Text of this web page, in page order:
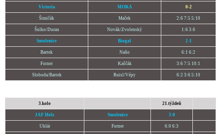
Victoria MOKA 0-2
Šimičák Maček 2:6 7:5 5:10
Šulko/Duran Novák/Zvolenský 1:6 3:6
Smolenice Biogal 2-1
Bartek Naňo 6:1 6:2
Forner Kaščák 3:6 7:5 10:1
Sloboda/Bartek Ruisl/Vépy 6:2 3:6 5:10
3.kolo 21.týždeň
JAF Holz Smolenice 3-0
Uhlár Forner 6:0 6:3